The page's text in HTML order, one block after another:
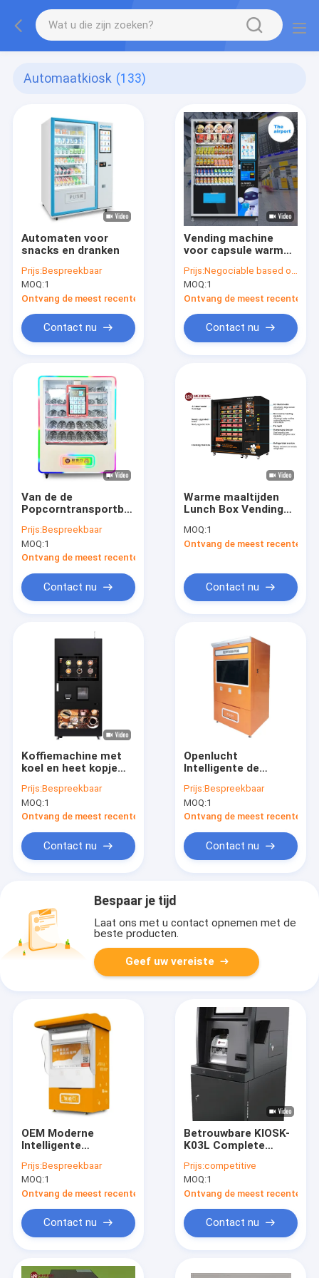
Automaatkiosk (133)
Automaten voor
snacks en dranken
Prijs:Bespreekbaar
MOQ:1
Ontvang de meest recente Prijs
Contact nu
Vending machine
voor capsule warm
koffie sap ijs
Prijs:Negociable based on the quantity
MOQ:1
Ontvang de meest recente
Contact nu
Van de de
Popcorntransportband
Automaatkiosk
Prijs:Bespreekbaar
MOQ:1
Ontvang de meest recente Prijs
Contact nu
Warme maaltijden
Lunch Box Vending
maaltijden Vending
Machines
MOQ:1
Ontvang de meest recente
Contact nu
Koffiemachine met
koel en heet kopje
Prijs:Bespreekbaar
MOQ:1
Ontvang de meest recente Prijs
Contact nu
Openlucht
Intelligente de
van de Apotheekself
- service Contant
geldacceptor
Prijs:Bespreekbaar
MOQ:1
Ontvang de meest recente
Contact nu
Bespaar je tijd
Laat ons met u contact opnemen met de
beste producten.
Geef uw vereiste
OEM Moderne
Intelligente
de Acceptorkiosk van
het 24 urencontante
geld
Prijs:Bespreekbaar
MOQ:1
Ontvang de meest recente Prijs
Contact nu
Betrouwbare KIOSK-
K03L Complete
Bank- en Detailhandel
Prijs:competitive
MOQ:1
Ontvang de meest recente
Contact nu